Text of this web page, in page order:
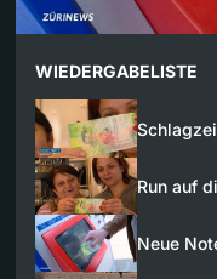
WIEDERGABELISTE
Run auf
Neue